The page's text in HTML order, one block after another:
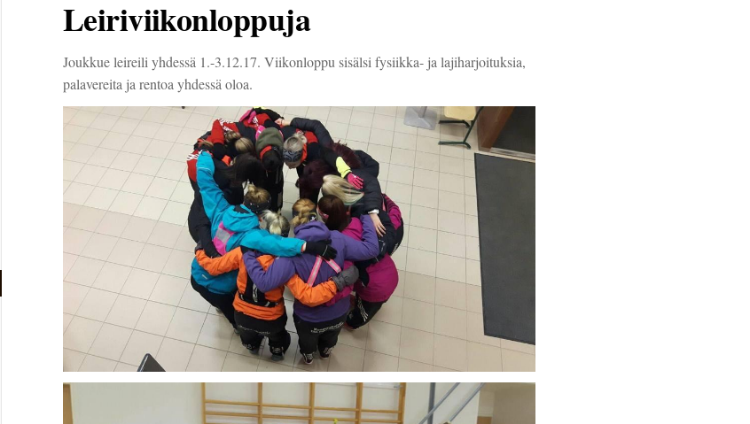
Leiriviikonloppuja
Joukkue leireili yhdessä 1.-3.12.17. Viikonloppu sisälsi fysiikka- ja lajiharjoituksia,
palavereita ja rentoa yhdessä oloa.